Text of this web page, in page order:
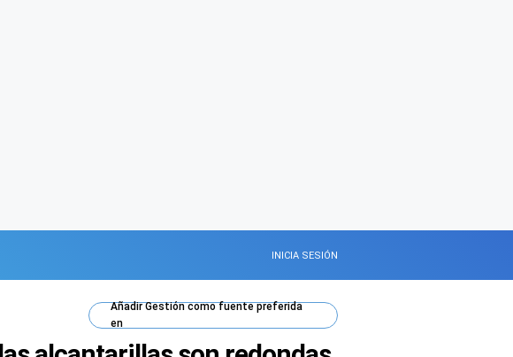
INICIA SESIÓN
AñadirGestióncomo fuente preferida
en